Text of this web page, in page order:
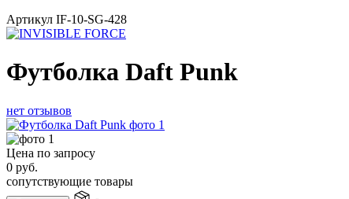
Артикул IF-10-SG-428
Футболка Daft Punk
нет отзывов
Цена по запросу
0 руб.
сопутствующие товары